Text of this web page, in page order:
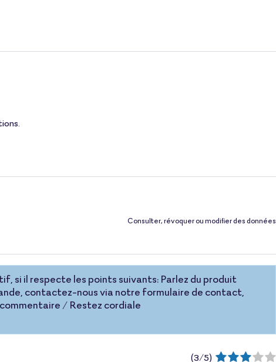
Consulter, révoquer ou modifier des données
si il respecte les points suivants: Parlez du produit
contactez-nous via notre formulaire de contact,
/ Restez cordiale
(3/5)